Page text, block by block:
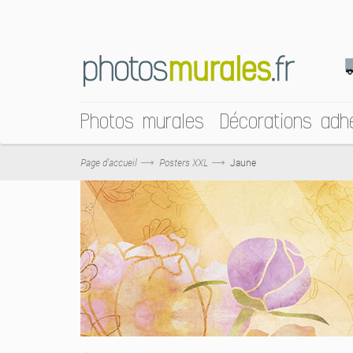
Photos murales Décorations
Page d’accueil Posters XXL Jaune